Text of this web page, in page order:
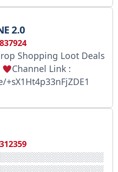
2.0
Shopping Loot Deals
Channel Link :